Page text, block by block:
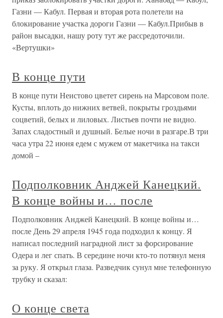
Газни — Кабул. Первая и вторая рота полетели на
блокирование участка дороги Газни — Кабул.Прибыв в
район высадки, нашу роту тут же рассредоточили.
«Вертушки»
В конце пути
В конце пути Неистово цветет сирень на Марсовом поле.
Кусты, вплоть до нижних ветвей, покрыты гроздьями
соцветий, белых и лиловых. Листьев почти не видно.
Запах сладостный и душный. Белые ночи в разгаре.В три
часа утра 22 июня едем с мужем от макетчика на такси
домой –
Подполковник Анджей Канецкий.
В конце войны и… после
Подполковник Анджей Канецкий. В конце войны и…
после День 29 апреля 1945 года подходил к концу. Я
написал последний наградной лист за форсирование
Одера и лег спать. В середине ночи кто-то потянул меня
за руку. Я открыл глаза. Разведчик сунул мне телефонную
трубку и сказал:
О конце света